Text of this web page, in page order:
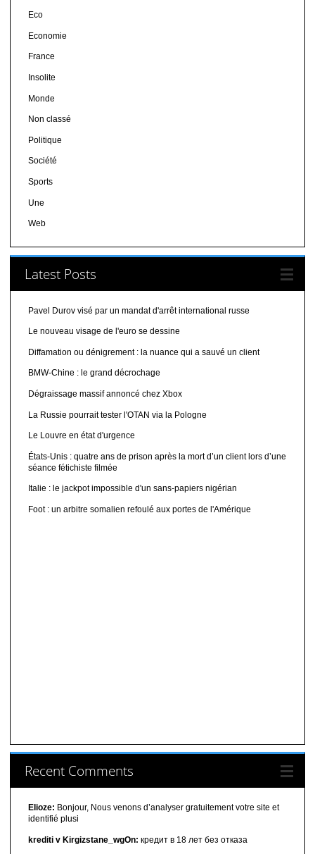
Eco
Economie
France
Insolite
Monde
Non classé
Politique
Société
Sports
Une
Web
Latest Posts
Pavel Durov visé par un mandat d'arrêt international russe
Le nouveau visage de l'euro se dessine
Diffamation ou dénigrement : la nuance qui a sauvé un client
BMW-Chine : le grand décrochage
Dégraissage massif annoncé chez Xbox
La Russie pourrait tester l'OTAN via la Pologne
Le Louvre en état d'urgence
États-Unis : quatre ans de prison après la mort d’un client lors d’une
séance fétichiste filmée
Italie : le jackpot impossible d'un sans-papiers nigérian
Foot : un arbitre somalien refoulé aux portes de l'Amérique
Recent Comments
Elioze: Bonjour, Nous venons d’analyser gratuitement votre site et
identifié plusi
krediti v Kirgizstane_wgOn: кредит в 18 лет без отказа